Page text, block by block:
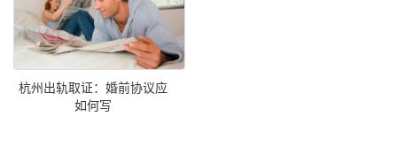
杭州出轨取证：婚前协议应
如何写